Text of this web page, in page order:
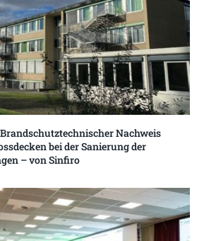
Nachweis
bei der Sanierung der
– von Sinfiro